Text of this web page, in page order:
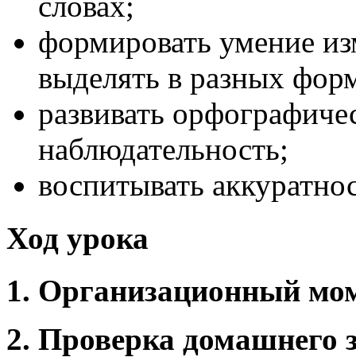
формировать умение
выделять в разных
развивать
наблюдательность;
воспитывать
Ход урока
1. Организационный
2. Проверка домашнего